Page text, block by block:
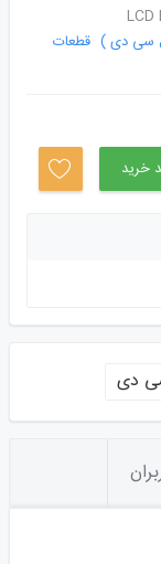
LCD
سی دی ) قطعات
خرید
دی